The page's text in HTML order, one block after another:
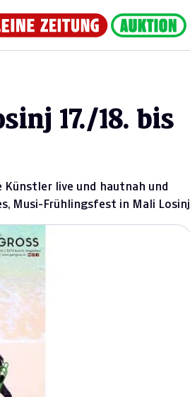
17./18. bis
live und hautnah und
Musi-Frühlingsfest in Mali Losinj